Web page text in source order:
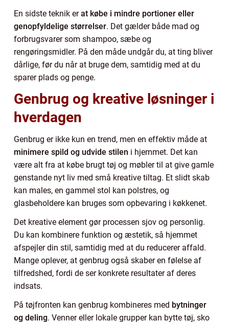
En sidste teknik erat købe i mindre portioner eller
genopfyldelige størrelser. Det gælder både mad og
forbrugsvarer som shampoo, sæbe og
rengøringsmidler. På den måde undgår du, at ting bliver
dårlige, før du når at bruge dem, samtidig med at du
sparer plads og penge.
Genbrug og kreative løsninger i
hverdagen
Genbrug er ikke kun en trend, men en effektiv måde at
minimere spild og udvide stilen i hjemmet. Det kan
være alt fra at købe brugt tøj og møbler til at give gamle
genstande nyt liv med små kreative tiltag. Et slidt skab
kan males, en gammel stol kan polstres, og
glasbeholdere kan bruges som opbevaring i køkkenet.
Det kreative element gør processen sjov og personlig.
Du kan kombinere funktion og æstetik, så hjemmet
afspejler din stil, samtidig med at du reducerer affald.
Mange oplever, at genbrug også skaber en følelse af
tilfredshed, fordi de ser konkrete resultater af deres
indsats.
På tøjfronten kan genbrug kombineres med bytninger
og deling. Venner eller lokale grupper kan bytte tøj, sko